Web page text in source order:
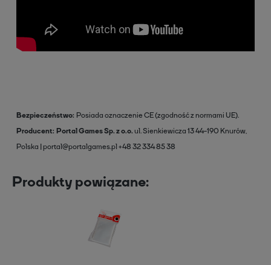
Bezpieczeństwo Posiada oznaczenie CE (zgodność z normami UE).
Producent Portal Games Sp. z o.o.ul. Sienkiewicza 1344-190 Knurów,
Polska portal@portalgames.pl+48 32 334 85 38
Produkty powiązane: